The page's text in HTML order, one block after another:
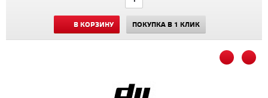
В КОРЗИНУ ПОКУПКА В 1 КЛИК